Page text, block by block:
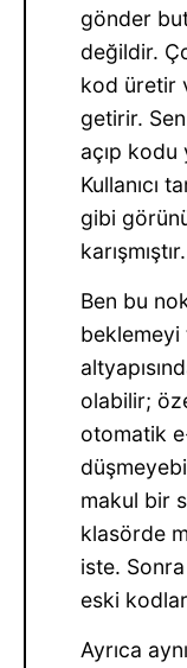
gönder
değildir.
kod üretir
getirir.
açıp kodu
Kullanıcı
gibi
karışmıştır.
Ben bu
beklemeyi
olabilir;
otomatik
makul bir
klasörde
iste.
eski
Ayrıca